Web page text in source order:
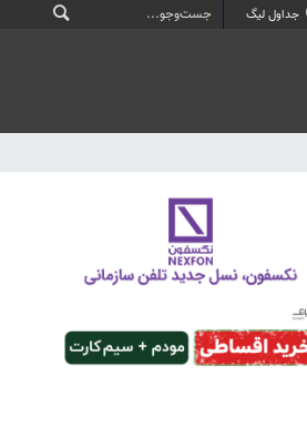
جداول لیگ